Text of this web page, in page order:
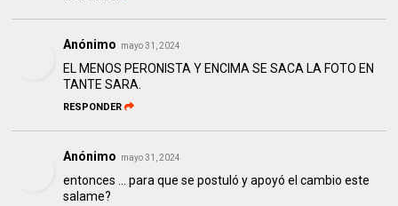
Anónimo mayo 31, 2024
EL MENOS PERONISTA Y ENCIMA SE SACA LA FOTO EN
TANTE SARA.
RESPONDER
Anónimo mayo 31, 2024
entonces ... para que se postuló y apoyó el cambio este
salame?